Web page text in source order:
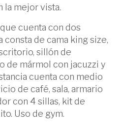
la mejor vista.
cuenta con dos
consta de cama king size,
sillón de
de mármol con jacuzzi y
cuenta con medio
de café, sala, armario
con 4 sillas, kit de
Uso de gym.